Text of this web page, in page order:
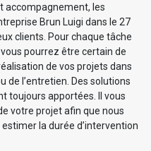
accompagnement, les
Brun Luigi dans le 27
clients. Pour chaque tâche
pourrez être certain de
de vos projets dans
de l’entretien. Des solutions
toujours apportées. Il vous
votre projet afin que nous
la durée d’intervention